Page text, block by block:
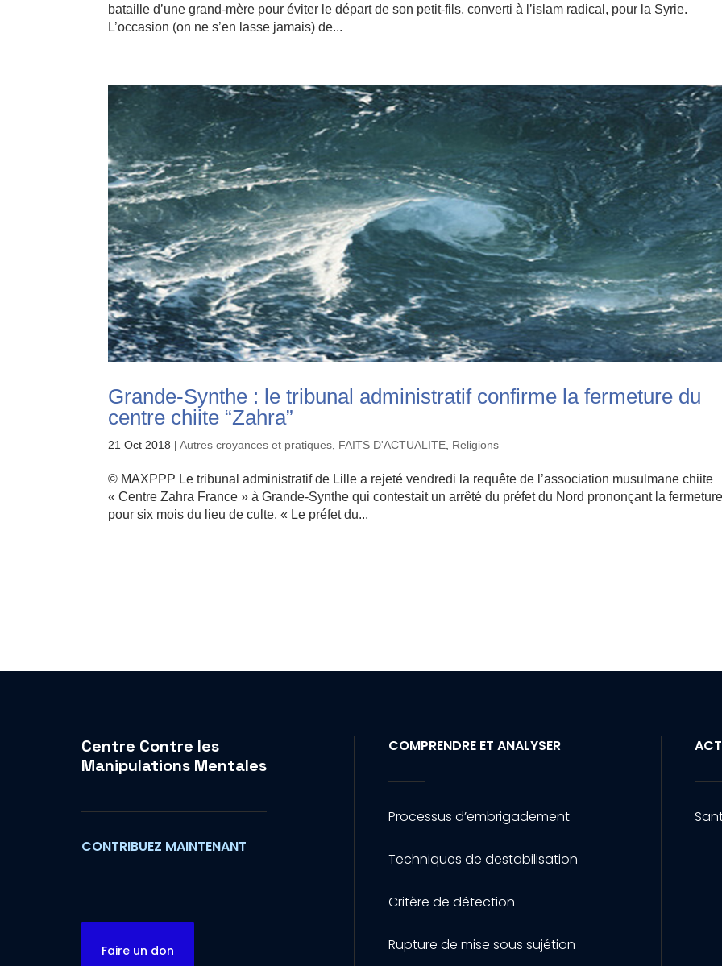
bataille d’une grand-mère pour éviter le départ de son petit-fils, converti à l’islam radical, pour la Syrie.
L’occasion (on ne s’en lasse jamais) de...
Grande-Synthe : le tribunal administratif confirme la fermeture du
centre chiite “Zahra”
21 Oct 2018 |Autres croyances et pratiques, FAITS D'ACTUALITE, Religions
© MAXPPP Le tribunal administratif de Lille a rejeté vendredi la requête de l’association musulmane chiite
« Centre Zahra France » à Grande-Synthe qui contestait un arrêté du préfet du Nord prononçant la
pour six mois du lieu de culte. « Le préfet du...
Centre Contre les
Manipulations Mentales
CONTRIBUEZ MAINTENANT
Faire un don
COMPRENDRE ET ANALYSER
Processus d’embrigadement
Techniques de destabilisation
Critère de détection
Rupture de mise sous sujétion